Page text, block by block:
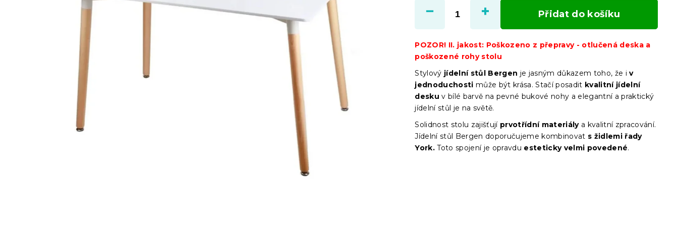
cena:
Přidat do košíku
POZOR! II. jakost: Poškozeno z přepravy - otlučená deska a
poškozené rohy stolu
Stylový jídelní stůl Bergen je jasným důkazem toho, že iv
jednoduchosti může být krása. Stačí posadit kvalitní jídelní
desku v bílé barvě na pevné bukové nohy a elegantní a praktický
jídelní stůl je na světě.
Solidnost stolu zajišťují prvotřídní materiálya kvalitní zpracování.
Jídelní stůl Bergen doporučujeme kombinovat s židlemi řady
York. Toto spojení je opravdu esteticky velmi povedené.